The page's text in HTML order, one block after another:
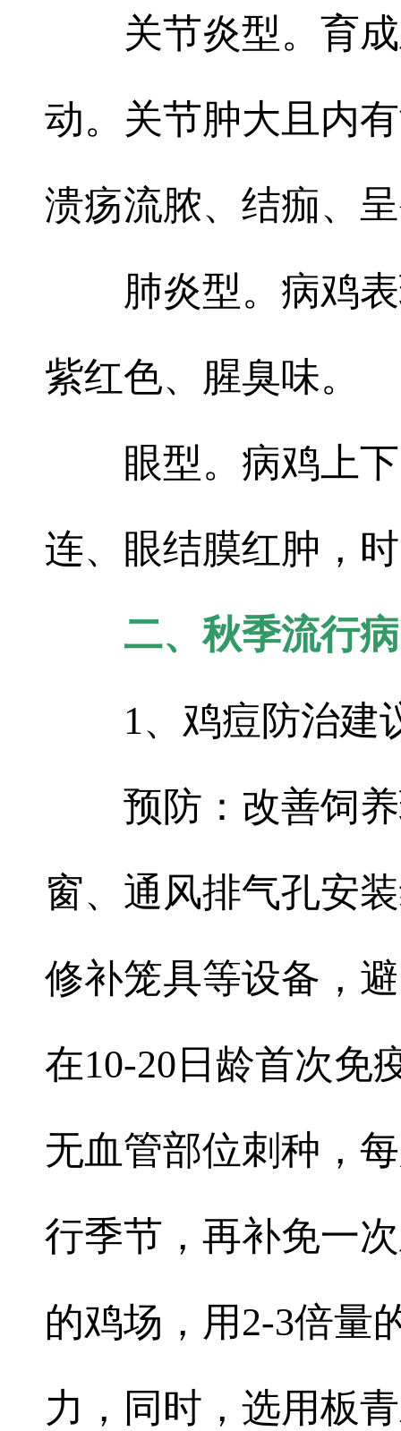
关节炎型。育
动。关节肿大且内
溃疡流脓、结痂、
肺炎型。病鸡
紫红色、腥臭味。
眼型。病鸡上
连、眼结膜红肿，
二、秋季流行
1、鸡痘防治建
预防：改善饲
窗、通风排气孔安
修补笼具等设备，
在10-20日龄首次免
无血管部位刺种，
行季节，再补免一
的鸡场，用2-3倍量
力，同时，选用板